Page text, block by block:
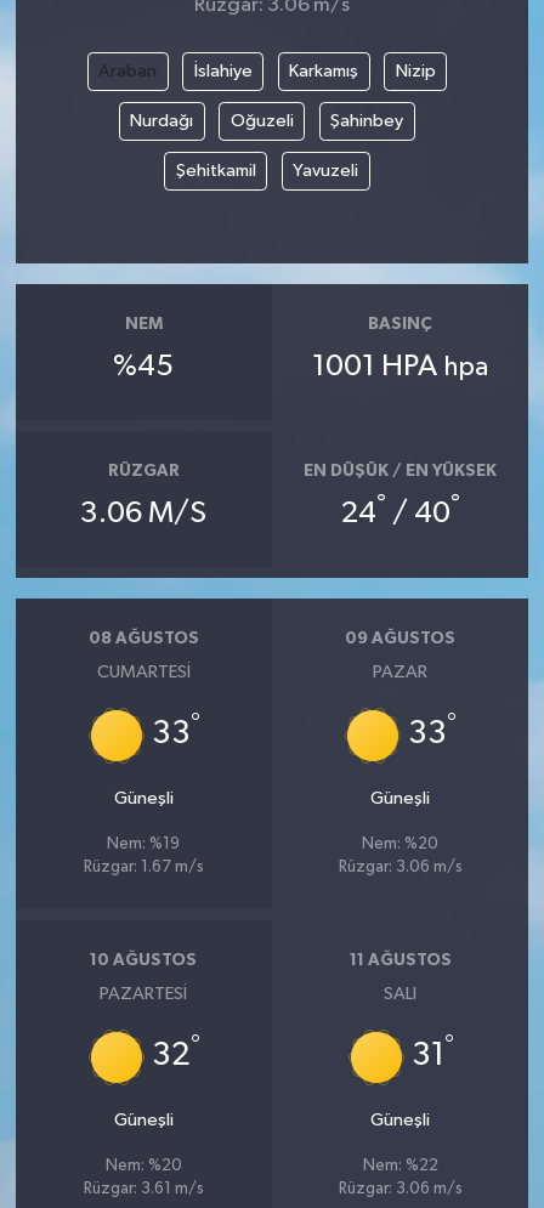
Rüzgar: 3.06 m/s
Araban İslahiye Karkamış Nizip
Nurdağı Oğuzeli Şahinbey
Şehitkamil Yavuzeli
NEM
%45
BASINÇ
1001 HPA hpa
RÜZGAR
3.06 M/S
EN DÜŞÜK / EN YÜKSEK
24° / 40°
08 AĞUSTOS
CUMARTESI
33°
Güneşli
Nem: %19
Rüzgar: 1.67 m/s
09 AĞUSTOS
PAZAR
33°
Güneşli
Nem: %20
Rüzgar: 3.06 m/s
10 AĞUSTOS
PAZARTESI
32°
Güneşli
Nem: %20
Rüzgar: 3.61 m/s
11 AĞUSTOS
SALI
31 °
Güneşli
Nem: %22
Rüzgar: 3.06 m/s